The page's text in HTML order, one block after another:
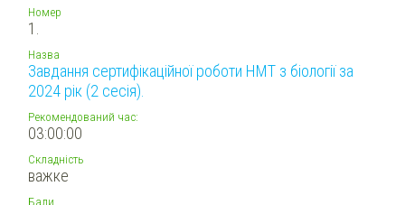
Номер
1.
Назва
Завдання сертифікаційної роботи НМТ з біології за
2024 рік (2 сесія).
Рекомендований час:
03:00:00
Складність
важке
Бали